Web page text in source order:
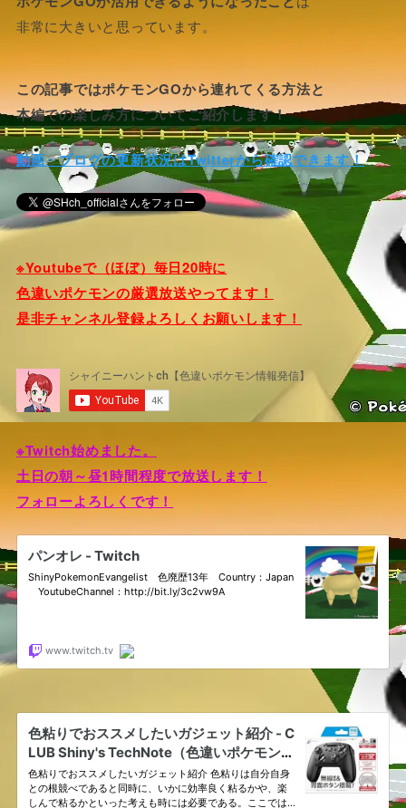
非常に大きいと思っています。
この記事ではポケモンGOから連れてくる方法と
本編での楽しみ方についてご紹介します！
動画・ブログの更新状況はTwitterから確認できます！
※Youtubeで（ほぼ）毎日20時に
色違いポケモンの厳選放送やってます！
是非チャンネル登録よろしくお願いします！
※Twitch始めました。
土日の朝～昼1時間程度で放送します！
フォローよろしくです！